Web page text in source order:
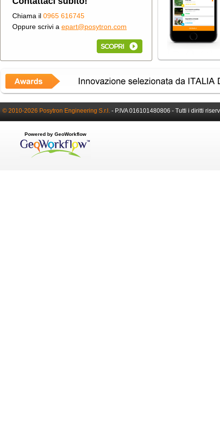
Chiama il 0965 616745
Oppure scrivi a epart@posytron.com
© 2010-2026 Posytron Engineering S.r.l. - P.IVA 016101480806 - Tutti i diritti
Powered by GeoWorkflow